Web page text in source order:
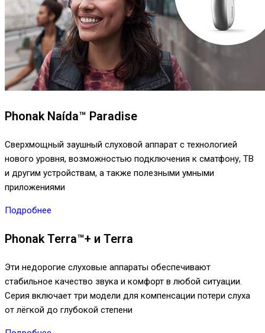
Phonak Naída™ Paradise
Сверхмощный заушный слуховой аппарат с технологией
нового уровня, возможностью подключения к сматфону, ТВ
и другим устройствам, а также полезными умными
приложениями
Подробнее
Phonak Terra™+ и Terra
Эти недорогие слуховые аппараты обеспечивают
стабильное качество звука и комфорт в любой ситуации.
Серия включает три модели для компенсации потери слуха
от лёгкой до глубокой степени